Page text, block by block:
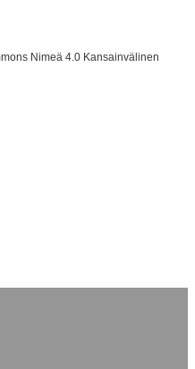
Nimeä 4.0 Kansainvälinen